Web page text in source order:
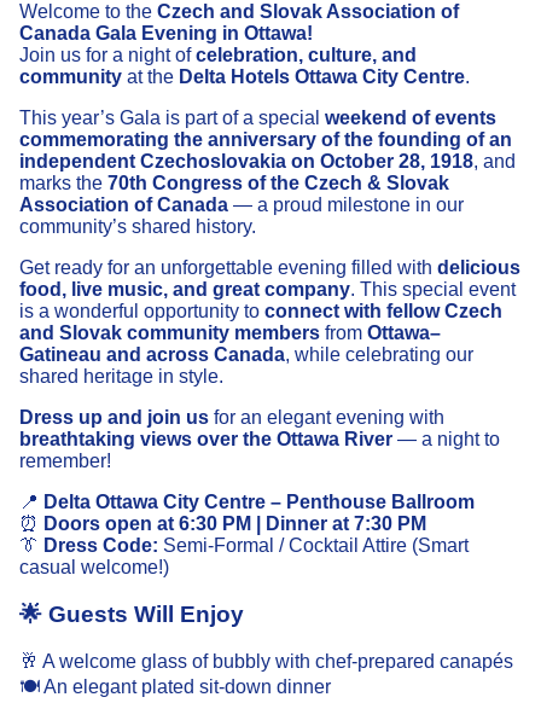
Welcome to the Czech and Slovak Association of
Canada Gala Evening in Ottawa!
Join us for a night ofcelebration, culture, and
community at the Delta Hotels Ottawa City Centre.
This year’s Gala is part of a special weekend of events
commemorating the anniversary of the founding of an
independent Czechoslovakia on October 28, 1918, and
marks the 70th Congress of the Czech & Slovak
Association of Canada — a proud milestone in our
community’s shared history.
Get ready for an unforgettable evening filled with delicious
food, live music, and great company. This special event
is a wonderful opportunity to connect with fellow Czech
and Slovak community members from Ottawa–
Gatineau and across Canada, while celebrating our
shared heritage in style.
Dress up and join us for an elegant evening with
breathtaking views over the Ottawa River — a night to
remember!
📍 Delta Ottawa City Centre – Penthouse Ballroom
⏰ Doors open at 6:30 PM | Dinner at 7:30 PM
👔 Dress Code: Semi-Formal / Cocktail Attire (Smart
casual welcome!)
🌟 Guests Will Enjoy
🥂 A welcome glass of bubbly with chef-prepared canapés
🍽 An elegant plated sit-down dinner